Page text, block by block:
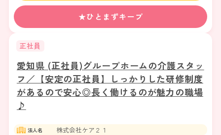
★ひとまずキープ
正社員
愛知県 (正社員)グループホームの介護スタッ
フ／【安定の正社員】しっかりした研修制度
があるので安心◎長く働けるのが魅力の職場
♪
法人名 株式会社ケア２１